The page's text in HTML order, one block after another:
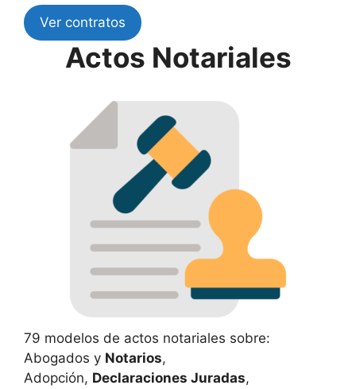
Ver contratos
Actos Notariales
79 modelos de actos notariales sobre:
Abogados y Notarios,
Adopción, Declaraciones Juradas,